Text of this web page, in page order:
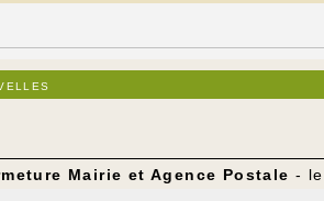
Mairie et Agence Postale - le